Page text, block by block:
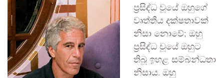
ප්‍රසිද්ධ වූයේ ඔහුගේ
වෘත්තීය දක්ෂතාවක්
නිසා නොවේ; ඔහු
ප්‍රසිද්ධ වූයේ ඔහුට
තිබූ ඉහළ සම්බන්ධතා
නිසාය. ඔහු